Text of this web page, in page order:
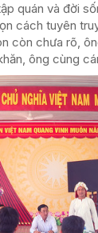
quán và đời
cách tuyên
còn chưa rõ,
ông cùng